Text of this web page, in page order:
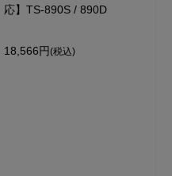
応】TS-890S / 890D
18,566円(税込)